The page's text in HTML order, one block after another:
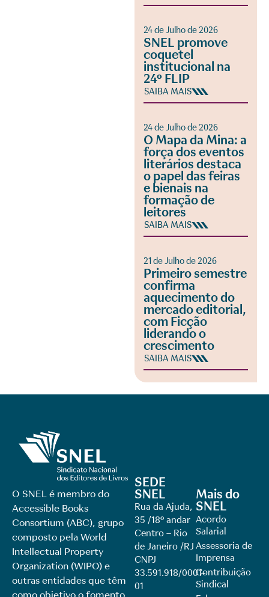
24 de Julho de 2026
SNEL promove
coquetel
institucional na
24º FLIP
SAIBA MAIS
24 de Julho de 2026
O Mapa da Mina: a
força dos eventos
literários destaca
o papel das feiras
e bienais na
formação de
leitores
SAIBA MAIS
21 de Julho de 2026
Primeiro semestre
confirma
aquecimento do
mercado editorial,
com Ficção
liderando o
crescimento
SAIBA MAIS
O SNEL é membro do
Accessible Books
Consortium (ABC), grupo
composto pela World
Intellectual Property
Organization (WIPO) e
outras entidades que têm
como objetivo o fomento
SEDE
SNEL
Rua da Ajuda,
35 /18º andar
Centro – Rio
de Janeiro /RJ
CNPJ
33.591.918/0001-
01
Mais do
SNEL
Acordo
Salarial
Assessoria de
Imprensa
Contribuição
Sindical